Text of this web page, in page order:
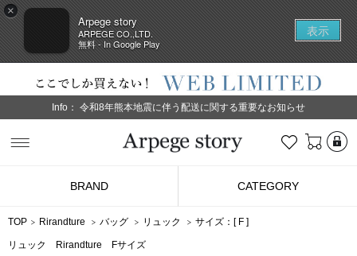
×
Arpege story
ARPEGE CO.,LTD.
無料 - In Google Play
表示
Info： 令和8年熊本地震に伴う配送に関する重要なお知らせ
お気に入り
BRAND CATEGORY
TOP Rirandture バッグ リュック サイズ：[ F ]
リュック Rirandture Fサイズ